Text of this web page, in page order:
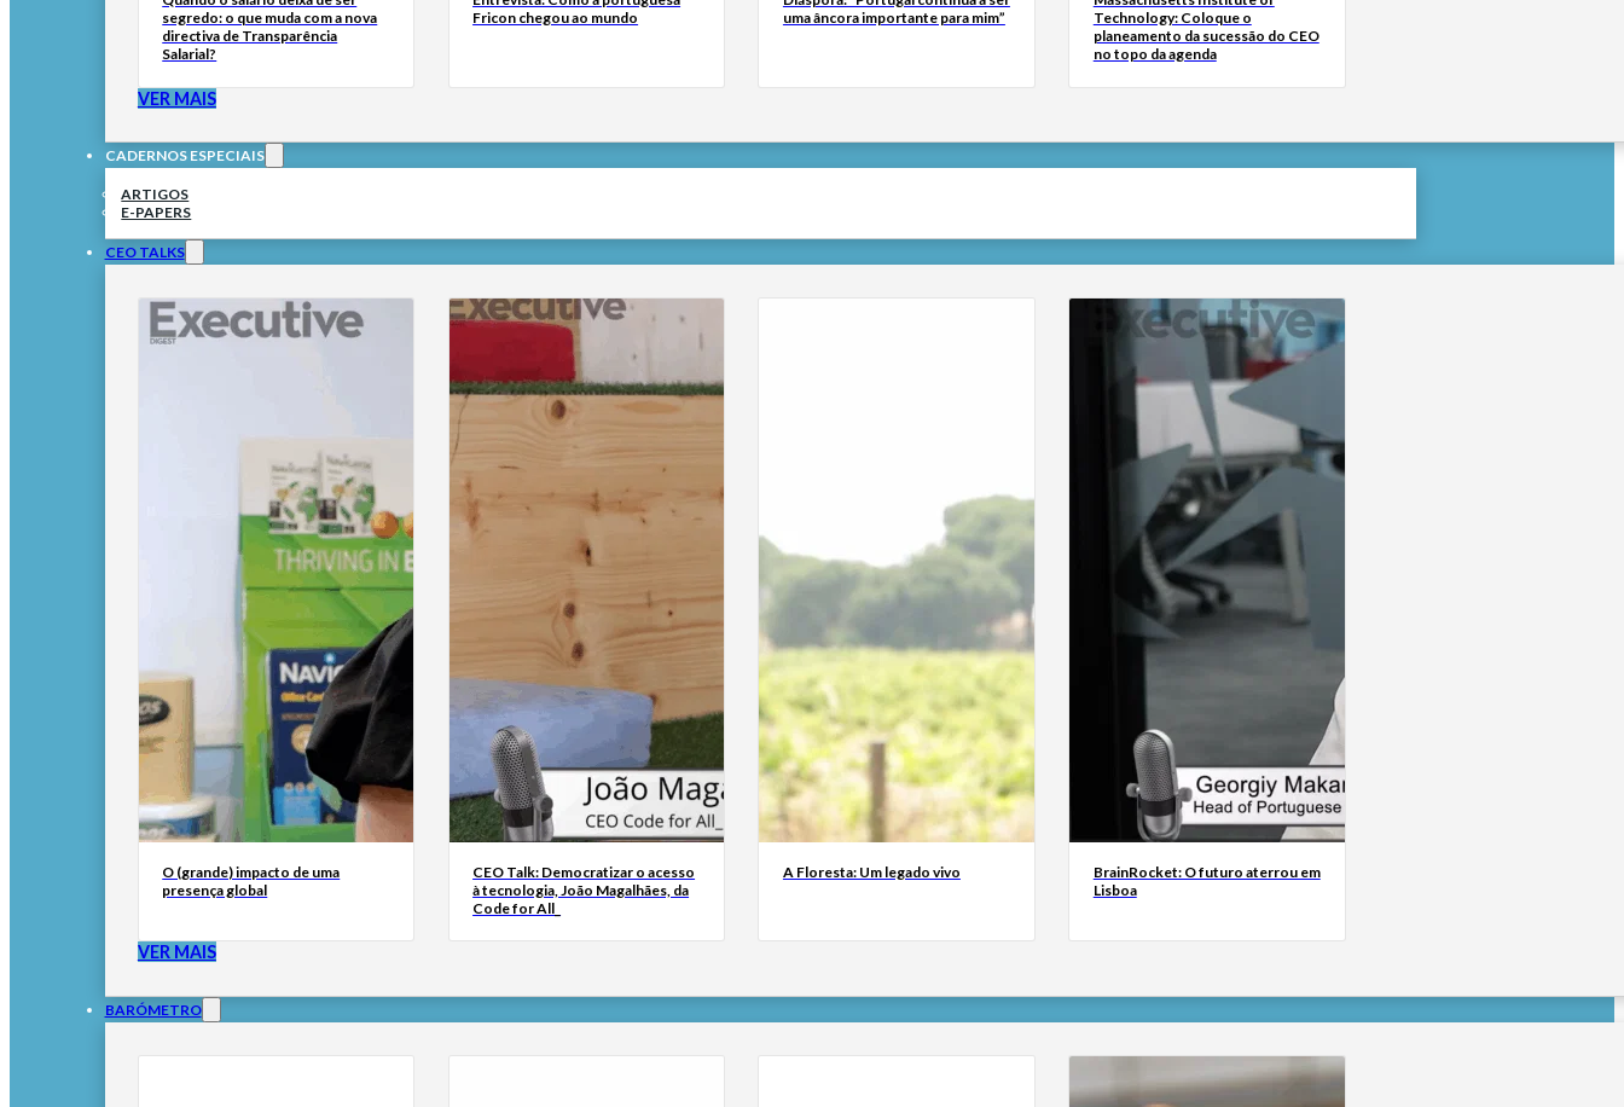
segredo: o que muda com a nova
directiva de Transparência
Salarial?
Fricon chegou ao mundo
uma âncora importante para mim”
Technology: Coloque o
planeamento da sucessão do CEO
no topo da agenda
VER MAIS
CADERNOS ESPECIAIS
ARTIGOS
E-PAPERS
CEO TALKS
O (grande) impacto de uma
presença global
CEO Talk: Democratizar o acesso
à tecnologia, João Magalhães, da
Code for All_
A Floresta: Um legado vivo
BrainRocket: O futuro aterrou em
Lisboa
VER MAIS
BARÓMETRO